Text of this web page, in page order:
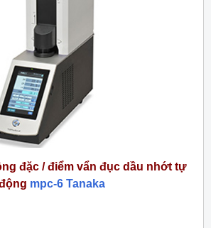
đặc / điểm vẩn đục dầu nhớt tự
mpc-6 Tanaka